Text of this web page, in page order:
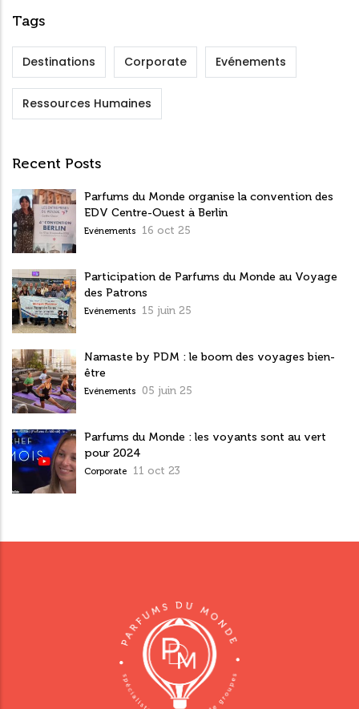
Tags
Destinations Corporate Evénements
Ressources Humaines
Recent Posts
Parfums du Monde organise la convention des
EDV Centre-Ouest à Berlin
Evénements 16 oct 25
Participation de Parfums du Monde au Voyage
des Patrons
Evénements 15 juin 25
Namaste by PDM : le boom des voyages bien-
être
Evénements 05 juin 25
Parfums du Monde : les voyants sont au vert
pour 2024
Corporate 11 oct 23